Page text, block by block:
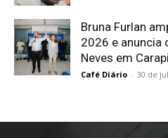
Bruna Furlan
2026 e anuncia
Neves em
Café Diário - 30 de